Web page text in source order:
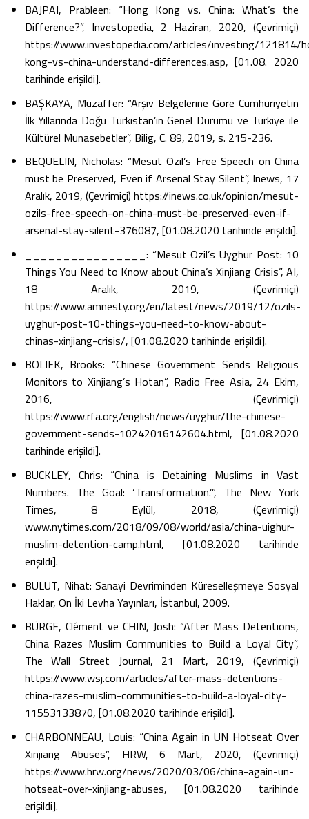
BAJPAI, Prableen: “Hong Kong vs. China: What’s the
Difference?”, Investopedia, 2 Haziran, 2020, (Çevrimiçi)
https://www.investopedia.com/articles/investing/121814/
kong-vs-china-understand-differences.asp, [01.08. 2020
tarihinde erişildi].
BAŞKAYA, Muzaffer: “Arşiv Belgelerine Göre Cumhuriyetin
İlk Yıllarında Doğu Türkistan’ın Genel Durumu ve Türkiye ile
Kültürel Munasebetler”, Bilig, C. 89, 2019, s. 215-236.
BEQUELIN, Nicholas: “Mesut Ozil’s Free Speech on China
must be Preserved, Even if Arsenal Stay Silent”, Inews, 17
Aralık, 2019, (Çevrimiçi) https://inews.co.uk/opinion/mesut-
ozils-free-speech-on-china-must-be-preserved-even-if-
arsenal-stay-silent-376087, [01.08.2020 tarihinde erişildi].
________________: “Mesut Ozil’s Uyghur Post: 10
Things You Need to Know about China’s Xinjiang Crisis”, AI,
18 Aralık, 2019, (Çevrimiçi)
https://www.amnesty.org/en/latest/news/2019/12/ozils-
uyghur-post-10-things-you-need-to-know-about-
chinas-xinjiang-crisis/, [01.08.2020 tarihinde erişildi].
BOLIEK, Brooks: “Chinese Government Sends Religious
Monitors to Xinjiang’s Hotan”, Radio Free Asia, 24 Ekim,
2016, (Çevrimiçi)
https://www.rfa.org/english/news/uyghur/the-chinese-
government-sends-10242016142604.html, [01.08.2020
tarihinde erişildi].
BUCKLEY, Chris: “China is Detaining Muslims in Vast
Numbers. The Goal: ‘Transformation.’”, The New York
Times, 8 Eylül, 2018, (Çevrimiçi)
www.nytimes.com/2018/09/08/world/asia/china-uighur-
muslim-detention-camp.html, [01.08.2020 tarihinde
erişildi].
BULUT, Nihat: Sanayi Devriminden Küreselleşmeye Sosyal
Haklar, On İki Levha Yayınları, İstanbul, 2009.
BÜRGE, Clément ve CHIN, Josh: “After Mass Detentions,
China Razes Muslim Communities to Build a Loyal City”,
The Wall Street Journal, 21 Mart, 2019, (Çevrimiçi)
https://www.wsj.com/articles/after-mass-detentions-
china-razes-muslim-communities-to-build-a-loyal-city-
11553133870, [01.08.2020 tarihinde erişildi].
CHARBONNEAU, Louis: “China Again in UN Hotseat Over
Xinjiang Abuses”, HRW, 6 Mart, 2020, (Çevrimiçi)
https://www.hrw.org/news/2020/03/06/china-again-un-
hotseat-over-xinjiang-abuses, [01.08.2020 tarihinde
erişildi].